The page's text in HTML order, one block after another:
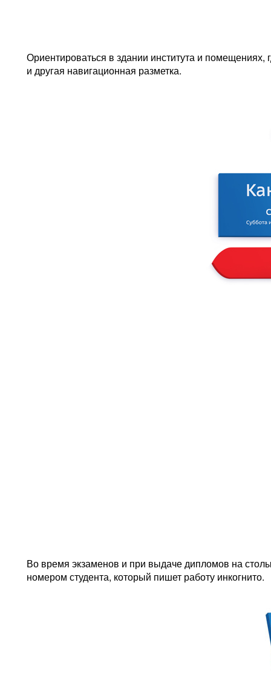
Ориентироваться в здании института и помещениях,
и другая навигационная разметка.
Во время экзаменов и при выдаче дипломов на
номером студента, который пишет работу инкогнито.